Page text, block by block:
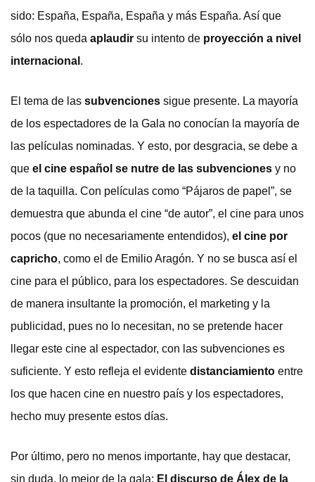
sido: España, España, España y más España. Así que
sólo nos queda aplaudir su intento de proyección a nivel
internacional .
El tema de las subvenciones sigue presente. La mayoría
de los espectadores de la Gala no conocían la mayoría de
las películas nominadas. Y esto, por desgracia, se debe a
que el cine español se nutre de las subvenciones y no
de la taquilla. Con películas como “Pájaros de papel”, se
demuestra que abunda el cine “de autor”, el cine para unos
pocos (que no necesariamente entendidos), el cine por
capricho, como el de Emilio Aragón. Y no se busca así el
cine para el público, para los espectadores. Se descuidan
de manera insultante la promoción, el marketing y la
publicidad, pues no lo necesitan, no se pretende hacer
llegar este cine al espectador, con las subvenciones es
suficiente. Y esto refleja el evidente distanciamiento entre
los que hacen cine en nuestro país y los espectadores,
hecho muy presente estos días.
Por último, pero no menos importante, hay que destacar,
sin duda, lo mejor de la gala: El discurso de Álex de la